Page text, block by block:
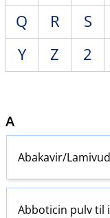
Q
R S
Y
Z 2
A
Abakavir​/​
Abboticin pulv til